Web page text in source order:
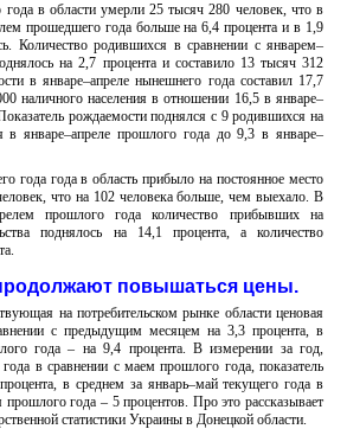
года в области умерли 25 тысяч 280 человек, что в
прошедшего года больше на 6,4 процента и в 1,9
Количество родившихся в сравнении с январем–
на 2,7 процента и составило 13 тысяч 312
в январе–апреле нынешнего года составил 17,7
наличного населения в отношении 16,5 в январе–
рождаемости поднялся с 9 родившихся на
в январе–апреле прошлого года до 9,3 в январе–
года года в область прибыло на постоянное место
что на 102 человека больше, чем выехало. В
прошлого года количество прибывших на
поднялось на 14,1 процента, а количество
повышаться цены.
на потребительском рынке области ценовая
с предыдущим месяцем на 3,3 процента, в
года – на 9,4 процента. В измерении за год,
в сравнении с маем прошлого года, показатель
в среднем за январь–май текущего года в
года – 5 процентов. Про это рассказывает
статистики Украины в Донецкой области.